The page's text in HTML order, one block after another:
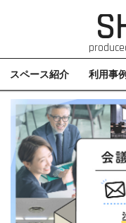
スペース紹介 利用事例